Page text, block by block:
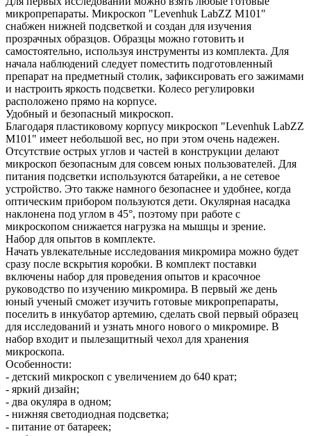
микропрепараты. Микроскоп "Levenhuk LabZZ M101"
снабжен нижней подсветкой и создан для изучения
прозрачных образцов. Образцы можно готовить и
самостоятельно, используя инструменты из комплекта. Для
начала наблюдений следует поместить подготовленный
препарат на предметный столик, зафиксировать его зажимами
и настроить яркость подсветки. Колесо регулировки
расположено прямо на корпусе.
Удобный и безопасный микроскоп.
Благодаря пластиковому корпусу микроскоп "Levenhuk LabZZ
M101" имеет небольшой вес, но при этом очень надежен.
Отсутствие острых углов и частей в конструкции делают
микроскоп безопасным для совсем юных пользователей. Для
питания подсветки используются батарейки, а не сетевое
устройство. Это также намного безопаснее и удобнее, когда
оптическим прибором пользуются дети. Окулярная насадка
наклонена под углом в 45°, поэтому при работе с
микроскопом снижается нагрузка на мышцы и зрение.
Набор для опытов в комплекте.
Начать увлекательные исследования микромира можно будет
сразу после вскрытия коробки. В комплект поставки
включены набор для проведения опытов и красочное
руководство по изучению микромира. В первый же день
юный ученый сможет изучить готовые микропрепараты,
поселить в инкубатор артемию, сделать свой первый образец
для исследований и узнать много нового о микромире. В
набор входит и пылезащитный чехол для хранения
микроскопа.
Особенности:
- детский микроскоп с увеличением до 640 крат;
- яркий дизайн;
- два окуляра в одном;
- нижняя светодиодная подсветка;
- питание от батареек;